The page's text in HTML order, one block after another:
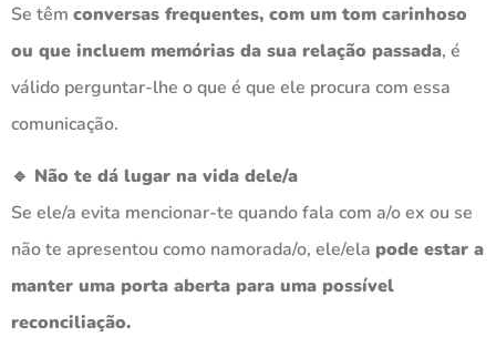
Se têm conversas frequentes, com um tom carinhoso
ou que incluem memórias da sua relação passada, é
válido perguntar-lhe o que é que ele procura com essa
comunicação.
🔹 Não te dá lugar na vida dele/a
Se ele/a evita mencionar-te quando fala com a/o ex ou se
não te apresentou como namorada/o, ele/ela pode estar a
manter uma porta aberta para uma possível
reconciliação.